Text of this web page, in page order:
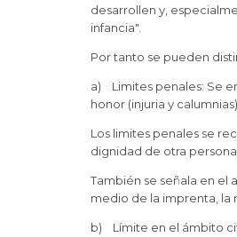
desarrollen y,
infancia".
Por tanto se pueden
a) Limites penales: Se
honor (injuria y calumnias).
Los limites penales se
dignidad de otra
También se señala en el
medio de la imprenta, la
b) Límite en el ámbito